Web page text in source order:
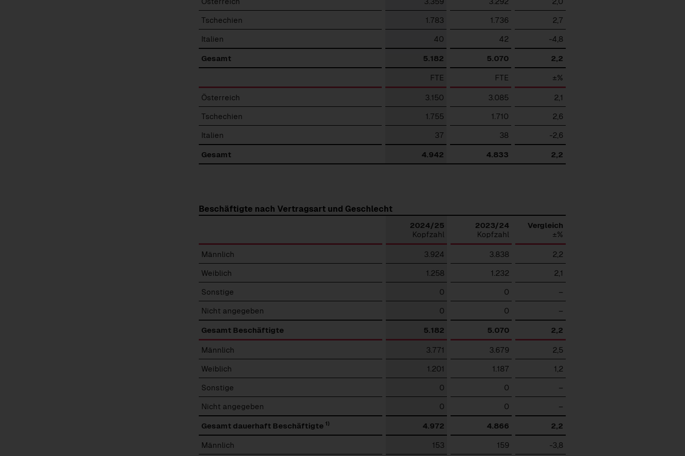
Tschechien 1.783 1.736 2,7
Italien 40 42 -4,8
Gesamt 5.182 5.070 2,2
FTE FTE ±%
Österreich 3.150 3.085 2,1
Tschechien 1.755 1.710 2,6
Italien 37 38 -2,6
Gesamt 4.942 4.833 2,2
Beschäftigte nach Vertragsart und Geschlecht
2024/25
Kopfzahl
2023/24
Kopfzahl
Vergleich
±%
Männlich 3.924 3.838 2,2
Weiblich 1.258 1.232 2,1
Sonstige 0 0 –
Nicht angegeben 0 0 –
Gesamt Beschäftigte 5.182 5.070 2,2
Männlich 3.771 3.679 2,5
Weiblich 1.201 1.187 1,2
Sonstige 0 0 –
Nicht angegeben 0 0 –
Gesamt dauerhaft Beschäftigte 1) 4.972 4.866 2,2
Männlich 153 159 -3,8